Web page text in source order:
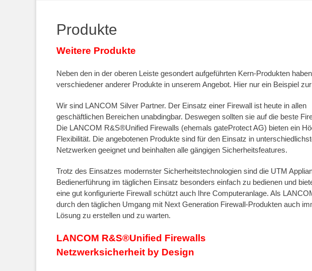
Produkte
Weitere Produkte
Neben den in der oberen Leiste gesondert aufgeführten Kern-Produkten
verschiedener anderer Produkte in unserem Angebot. Hier nur ein Beispiel
Wir sind LANCOM Silver Partner. Der Einsatz einer Firewall ist heute in allen
geschäftlichen Bereichen unabdingbar. Deswegen sollten sie auf die beste
Die LANCOM R&S®Unified Firewalls (ehemals gateProtect AG) bieten ein
Flexibilität. Die angebotenen Produkte sind für den Einsatz in
Netzwerken geeignet und beinhalten alle gängigen Sicherheitsfeatures.
Trotz des Einsatzes modernster Sicherheitstechnologien sind die UTM
Bedienerführung im täglichen Einsatz besonders einfach zu bedienen und
eine gut konfigurierte Firewall schützt auch Ihre Computeranlage. Als
durch den täglichen Umgang mit Next Generation Firewall-Produkten auch
Lösung zu erstellen und zu warten.
LANCOM R&S®Unified Firewalls
Netzwerksicherheit by Design